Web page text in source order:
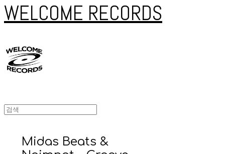
WELCOME RECORDS
Midas Beats &